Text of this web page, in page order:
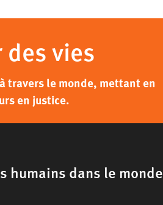
vies
travers le monde, mettant en
en justice.
humains dans le monde